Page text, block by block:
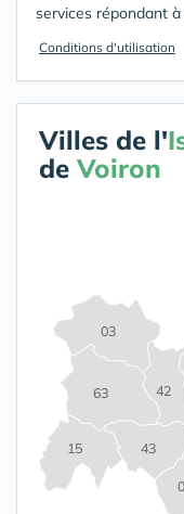
services répondant
Conditions d'utilisation
Villes de l'
de Voiron
03
15
42
43
63